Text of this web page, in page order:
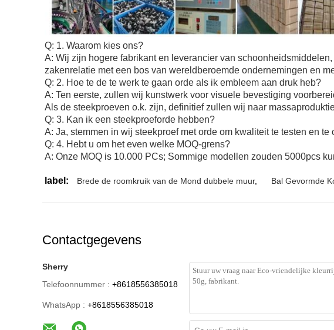
Q: 1. Waarom kies ons?
A: Wij zijn hogere fabrikant en leverancier van
zakenrelatie met een bos van wereldberoemde ondernemingen en
Q: 2. Hoe te de te werk te gaan orde als ik embleem aan druk heb?
A: Ten eerste, zullen wij kunstwerk voor visuele bevestiging
Als de steekproeven o.k. zijn, definitief zullen wij naar
Q: 3. Kan ik een steekproeforde hebben?
A: Ja, stemmen in wij steekproef met orde om kwaliteit te testen en
Q: 4. Hebt u om het even welke MOQ-grens?
A: Onze MOQ is 10.000 PCs; Sommige modellen zouden 5000pcs
label: Brede de roomkruik van de Mond dubbele muur, Bal Gevormde
Contactgegevens
Sherry
Telefoonnummer : +8618556385018
WhatsApp : +8618556385018